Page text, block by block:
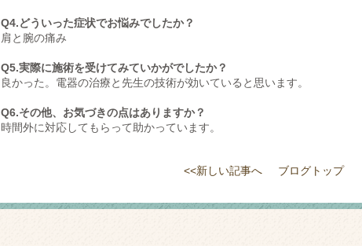
Q4.どういった症状でお悩みでしたか？
肩と腕の痛み
Q5.実際に施術を受けてみていかがでしたか？
良かった。電器の治療と先生の技術が効いていると思います。
Q6.その他、お気づきの点はありますか？
時間外に対応してもらって助かっています。
<<新しい記事へ ブログトップ